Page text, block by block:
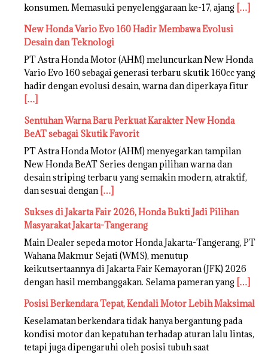
konsumen. Memasuki penyelenggaraan ke-17, ajang […]
New Honda Vario Evo 160 Hadir Membawa Evolusi
Desain dan Teknologi
PT Astra Honda Motor (AHM) meluncurkan New Honda
Vario Evo 160 sebagai generasi terbaru skutik 160cc yang
hadir dengan evolusi desain, warna dan diperkaya fitur
[…]
Sentuhan Warna Baru Perkuat Karakter New Honda
BeAT sebagai Skutik Favorit
PT Astra Honda Motor (AHM) menyegarkan tampilan
New Honda BeAT Series dengan pilihan warna dan
desain striping terbaru yang semakin modern, atraktif,
dan sesuai dengan […]
Sukses di Jakarta Fair 2026, Honda Bukti Jadi Pilihan
Masyarakat Jakarta-Tangerang
Main Dealer sepeda motor Honda Jakarta-Tangerang, PT
Wahana Makmur Sejati (WMS), menutup
keikutsertaannya di Jakarta Fair Kemayoran (JFK) 2026
dengan hasil membanggakan. Selama pameran yang […]
Posisi Berkendara Tepat, Kendali Motor Lebih Maksimal
Keselamatan berkendara tidak hanya bergantung pada
kondisi motor dan kepatuhan terhadap aturan lalu lintas,
tetapi juga dipengaruhi oleh posisi tubuh saat